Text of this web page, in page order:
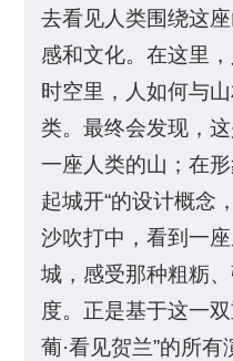
去看见人类围绕这
感和文化。在这里
时空里，人如何与
类。最终会发现，
一座人类的山；在
起城开“的设计概念
沙吹打中，看到一
城，感受那种粗粝
度。正是基于这一
葡·看见贺兰”的所